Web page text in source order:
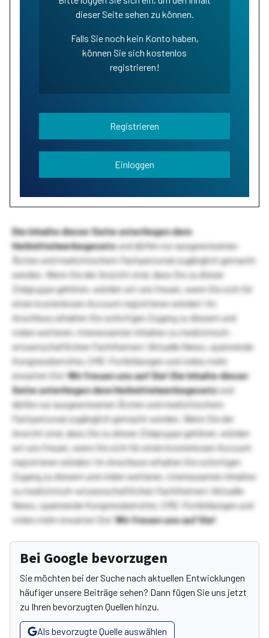
dieser Seite sehen zu können.
Falls Sie noch kein Konto haben,
können Sie sich kostenlos
registrieren!
Registrieren
Einloggen
Die Inhalte dieser Seite unterliegen dem
Heilmittelwerbegesetzund dürfen nur ausgewiesenen
Ärzten und medizinischem Fachpersonal zugänglich gemacht
werden. Wenn Sie der Ansicht sind, dass Sie zu dieser
Zielgruppe gehören, würden wir uns freuen, wenn Sie sich für
einen kostenlosen Account registrieren würden! Im
Anschluss erhalten Sie sofortigen Zugang zu diesem und
vielen weiteren, interessanten Inhalten zu medizinisch-
wissenschaftlichen Fachthemen! Aktuelle News, spannende
Kongressberichte, CME-Fortbildungen und vieles mehr
erwarten Sie!Wir freuen uns auf Sie!Die Inhalte dieser
Seite unterliegen dem Heilmittelwerbegesetzund
dürfen nur ausgewiesenen Ärzten und medizinischem
Fachpersonal zugänglich gemacht werden. Wenn Sie der
Ansicht sind, dass Sie zu dieser Zielgruppe gehören, würden
wir uns freuen, wenn Sie sich für einen kostenlosen Account
registrieren würden! Im Anschluss erhalten Sie sofortigen
Zugang zu diesem und vielen weiteren, interessanten Inhalten
zu medizinisch-wissenschaftlichen Fachthemen! Aktuelle
News, spannende Kongressberichte, CME-Fortbildungen und
vieles mehr erwarten Sie!Wir freuen uns auf Sie!
Bei Google bevorzugen
Sie möchten bei der Suche nach aktuellen Entwicklungen
häufiger unsere Beiträge sehen? Dann fügen Sie uns jetzt
zu Ihren bevorzugten Quellen hinzu.
Als bevorzugte Quelle auswählen